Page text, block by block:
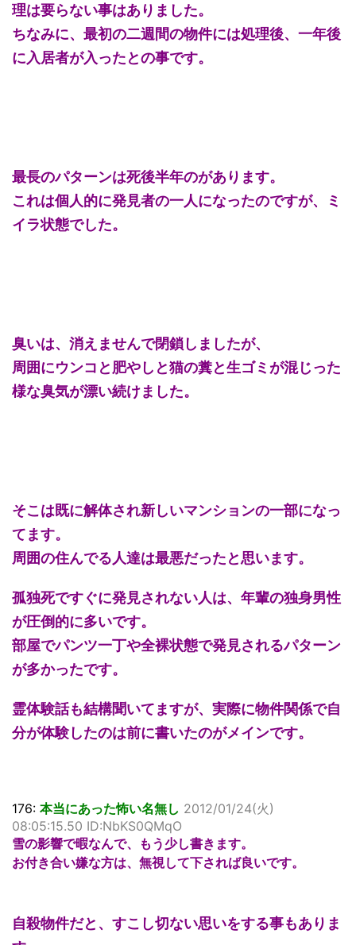
理は要らない事はありました。
ちなみに、最初の二週間の物件には処理後、一年後
に入居者が入ったとの事です。
最長のパターンは死後半年のがあります。
これは個人的に発見者の一人になったのですが、ミ
イラ状態でした。
臭いは、消えませんで閉鎖しましたが、
周囲にウンコと肥やしと猫の糞と生ゴミが混じった
様な臭気が漂い続けました。
そこは既に解体され新しいマンションの一部になっ
てます。
周囲の住んでる人達は最悪だったと思います。
孤独死ですぐに発見されない人は、年輩の独身男性
が圧倒的に多いです。
部屋でパンツ一丁や全裸状態で発見されるパターン
が多かったです。
霊体験話も結構聞いてますが、実際に物件関係で自
分が体験したのは前に書いたのがメインです。
176: 本当にあった怖い名無し 2012/01/24(火)
08:05:15.50 ID:NbKS0QMqO
雪の影響で暇なんで、もう少し書きます。
お付き合い嫌な方は、無視して下されば良いです。
自殺物件だと、すこし切ない思いをする事もありま